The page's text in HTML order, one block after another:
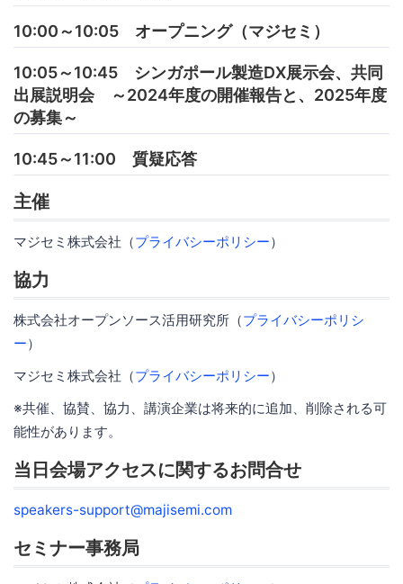
10:00～10:05 オープニング（マジセミ）
10:05～10:45 シンガポール製造DX展示会、共同
出展説明会 ～2024年度の開催報告と、2025年度
の募集～
10:45～11:00 質疑応答
主催
マジセミ株式会社（プライバシーポリシー）
協力
株式会社オープンソース活用研究所（プライバシーポリシ
ー）
マジセミ株式会社（プライバシーポリシー）
※共催、協賛、協力、講演企業は将来的に追加、削除される可
能性があります。
当日会場アクセスに関するお問合せ
speakers-support@majisemi.com
セミナー事務局